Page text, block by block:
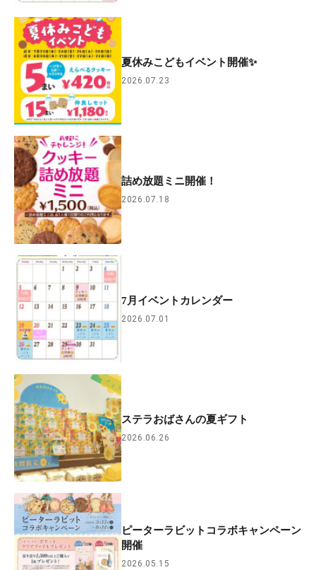
夏休みこどもイベント開催✨
2026.07.23
詰め放題ミニ開催！
2026.07.18
7月イベントカレンダー
2026.07.01
ステラおばさんの夏ギフト
2026.06.26
ピーターラビットコラボキャンペーン
開催
2026.05.15